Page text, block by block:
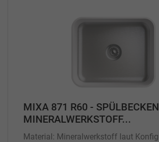
MIXA 871 R60 -
MINERALWERKSTOFF...
Material: Mineralwerkstoff laut